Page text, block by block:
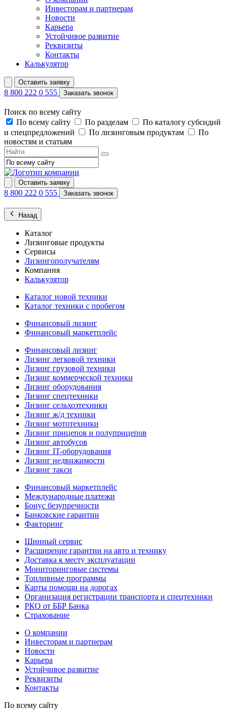
Инвесторам и партнерам
Новости
Карьера
Устойчивое развитие
Реквизиты
Контакты
Калькулятор
Оставить заявку
8 800 222 0 555 Заказать звонок
Поиск по всему сайту
По всему сайту
По разделам
По каталогу субсидий
и спецпредложений
По лизинговым продуктам
По
новостям и статьям
Оставить заявку
8 800 222 0 555 Заказать звонок
Назад
Каталог
Лизинговые продукты
Сервисы
Лизингополучателям
Компания
Калькулятор
Каталог новой техники
Каталог техники с пробегом
Финансовый лизинг
Финансовый маркетплейс
Финансовый лизинг
Лизинг легковой техники
Лизинг грузовой техники
Лизинг коммерческой техники
Лизинг оборудования
Лизинг спецтехники
Лизинг сельхозтехники
Лизинг ж/д техники
Лизинг мототехники
Лизинг прицепов и полуприцепов
Лизинг автобусов
Лизинг IT-оборудования
Лизинг недвижимости
Лизинг такси
Финансовый маркетплейс
Международные платежи
Бонус безупречности
Банковские гарантии
Факторинг
Шинный сервис
Расширение гарантии на авто и технику
Доставка к месту эксплуатации
Мониторинговые системы
Топливные программы
Карты помощи на дорогах
Организация регистрации транспорта и спецтехники
РКО от ББР Банка
Страхование
О компании
Инвесторам и партнерам
Новости
Карьера
Устойчивое развитие
Реквизиты
Контакты
По всему сайту